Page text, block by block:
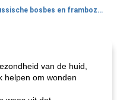
Russische bosbes en frambozenpudding
van de huid,
helpen om wonden